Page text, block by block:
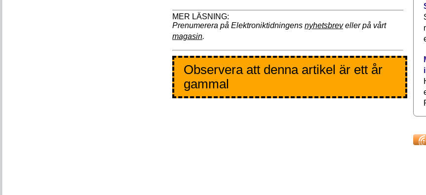
Prenumerera på Elektroniktidningens nyhetsbreveller på vårt
magasin.
Observera att denna artikel är ett år
gammal